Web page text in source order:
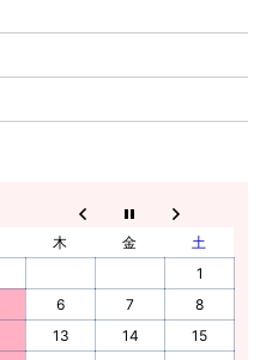
木 金
土
1
6 7
8
13 14
15